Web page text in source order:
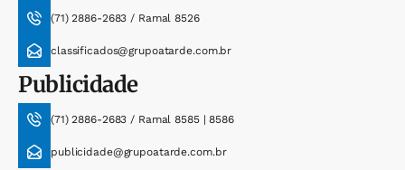
(71) 2886-2683 / Ramal 8526
classificados@grupoatarde.com.br
Publicidade
(71) 2886-2683 / Ramal 8585 | 8586
publicidade@grupoatarde.com.br